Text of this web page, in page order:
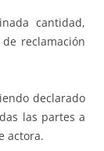
cantidad,
reclamación
declarado
las partes a
actora.